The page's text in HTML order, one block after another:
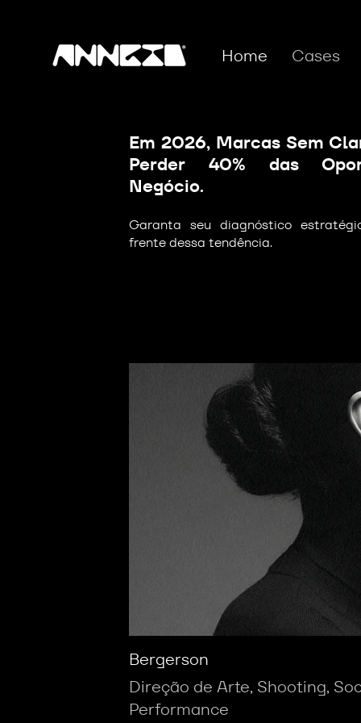
Home Cases
Em 2026, Marcas Sem
Perder 40% das
Negócio.
Garanta seu diagnóstico
frente dessa tendência.
Bergerson
Direção de Arte, Shooting,
Performance